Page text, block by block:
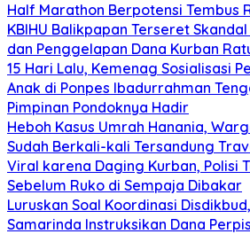
Half Marathon Berpotensi Tembus
KBIHU Balikpapan Terseret
dan Penggelapan Dana Kurban
15 Hari Lalu, Kemenag Sosialisasi
Anak di Ponpes Ibadurrahman
Pimpinan Pondoknya Hadir
Heboh Kasus Umrah Hanania,
Sudah Berkali-kali Tersandung
Viral karena Daging Kurban, Polisi
Sebelum Ruko di Sempaja Dibakar
Luruskan Soal Koordinasi
Samarinda Instruksikan Dana